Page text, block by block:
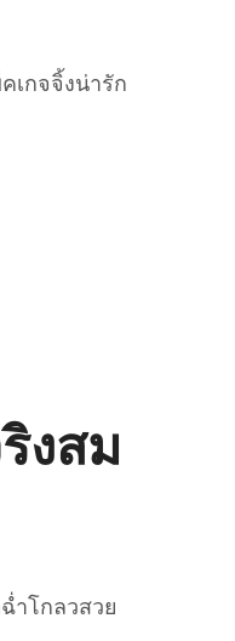
เกจจิ้งน่ารัก
งสม
ำโกลวสวย